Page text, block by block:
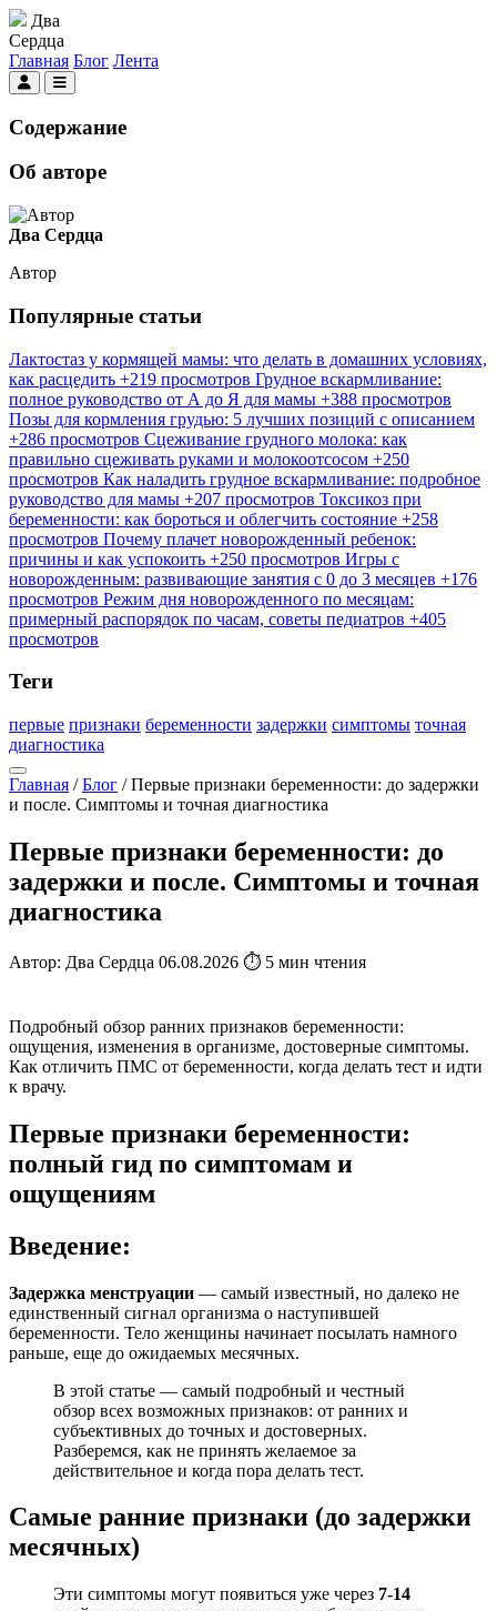
Два
Сердца
Главная Блог Лента
Содержание
Об авторе
Два Сердца
Автор
Популярные статьи
Лактостаз у кормящей мамы: что делать в домашних условиях,
как расцедить +219 просмотров Грудное вскармливание:
полное руководство от А до Я для мамы +388 просмотров
Позы для кормления грудью: 5 лучших позиций с описанием
+286 просмотров Сцеживание грудного молока: как
правильно сцеживать руками и молокоотсосом +250
просмотров Как наладить грудное вскармливание: подробное
руководство для мамы +207 просмотров Токсикоз при
беременности: как бороться и облегчить состояние +258
просмотров Почему плачет новорожденный ребенок:
причины и как успокоить +250 просмотров Игры с
новорожденным: развивающие занятия с 0 до 3 месяцев +176
просмотров Режим дня новорожденного по месяцам:
примерный распорядок по часам, советы педиатров +405
просмотров
Теги
первые признаки беременности задержки симптомы точная
диагностика
Главная /Блог /Первые признаки беременности: до задержки
и после. Симптомы и точная диагностика
Первые признаки беременности: до
задержки и после. Симптомы и точная
диагностика
Автор: Два Сердца 06.08.2026 ⏱ 5 мин чтения
Подробный обзор ранних признаков беременности:
ощущения, изменения в организме, достоверные симптомы.
Как отличить ПМС от беременности, когда делать тест и идти
к врачу.
Первые признаки беременности:
полный гид по симптомам и
ощущениям
Введение:
Задержка менструации — самый известный, но далеко не
единственный сигнал организма о наступившей
беременности. Тело женщины начинает посылать намного
раньше, еще до ожидаемых месячных.
В этой статье — самый подробный и честный
обзор всех возможных признаков: от ранних и
субъективных до точных и достоверных.
Разберемся, как не принять желаемое за
действительное и когда пора делать тест.
Самые ранние признаки (до задержки
месячных)
Эти симптомы могут появиться уже через 7-14